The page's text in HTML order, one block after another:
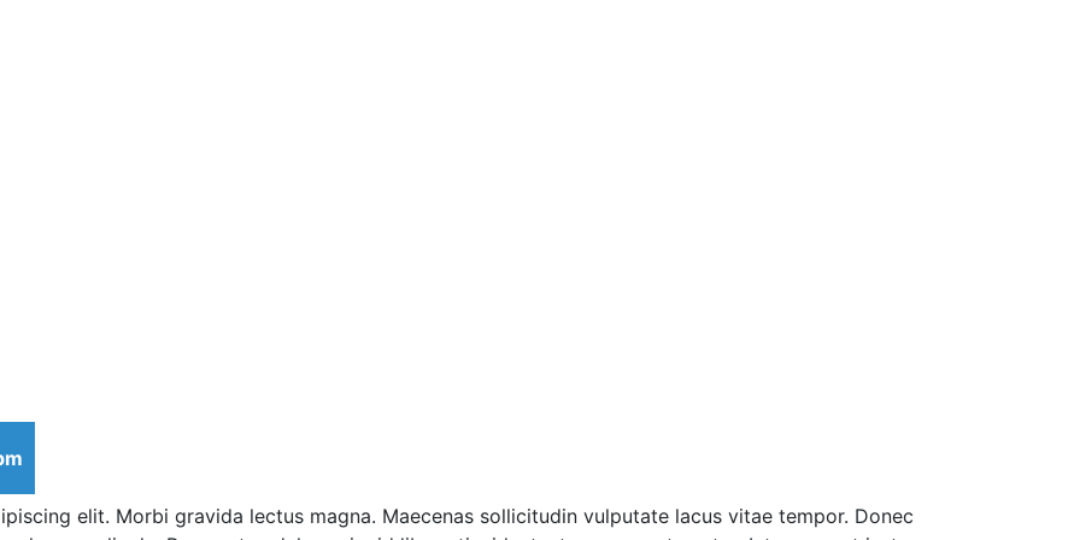
elit. Morbi gravida lectus magna. Maecenas sollicitudin vulputate lacus vitae tempor. Donec